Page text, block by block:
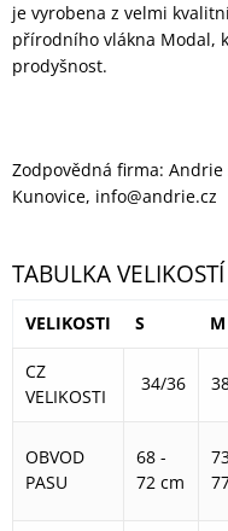
je vyrobena z velmi
přírodního vlákna Modal,
prodyšnost.
Zodpovědná firma: Andrie
Kunovice, info@andrie.cz
TABULKA
VELIKOSTI S M
CZ
VELIKOSTI
34/36
OBVOD
PASU
68 -
72 cm